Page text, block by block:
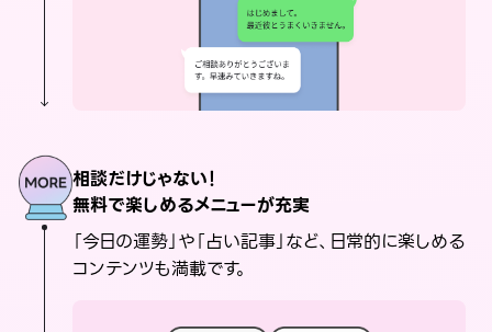
相談だけじゃない！
無料で楽しめるメニューが充実
「今日の運勢」や「占い記事」など、日常的に楽しめる
コンテンツも満載です。